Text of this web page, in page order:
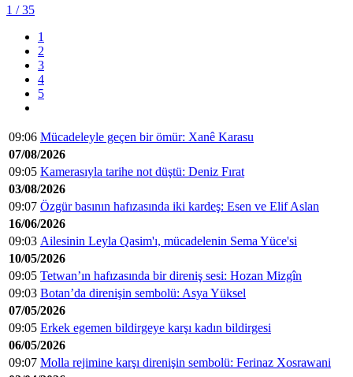
1 / 35
1
2
3
4
5
09:06 Mücadeleyle geçen bir ömür: Xanê Karasu
07/08/2026
09:05 Kamerasıyla tarihe not düştü: Deniz Fırat
03/08/2026
09:07 Özgür basının hafızasında iki kardeş: Esen ve Elif Aslan
16/06/2026
09:03 Ailesinin Leyla Qasim'ı, mücadelenin Sema Yüce'si
10/05/2026
09:05 Tetwan’ın hafızasında bir direniş sesi: Hozan Mizgîn
09:03 Botan’da direnişin sembolü: Asya Yüksel
07/05/2026
09:05 Erkek egemen bildirgeye karşı kadın bildirgesi
06/05/2026
09:07 Molla rejimine karşı direnişin sembolü: Ferinaz Xosrawani